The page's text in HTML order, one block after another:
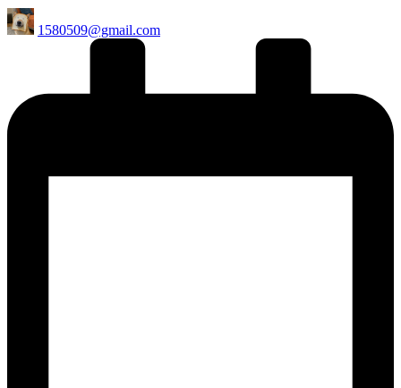
Posted
by
1580509@gmail.com